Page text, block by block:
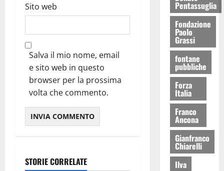
Sito web
Salva il mio nome, email
e sito web in questo
browser per la prossima
volta che commento.
STORIE CORRELATE
Pentassuglia
Fondazione
Paolo
Grassi
fontane
pubbliche
Forza
Italia
Franco
Ancona
Gianfranco
Chiarelli
Ilva